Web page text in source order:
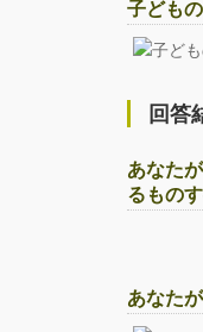
子ども
回答
あなた
るもの
あなた